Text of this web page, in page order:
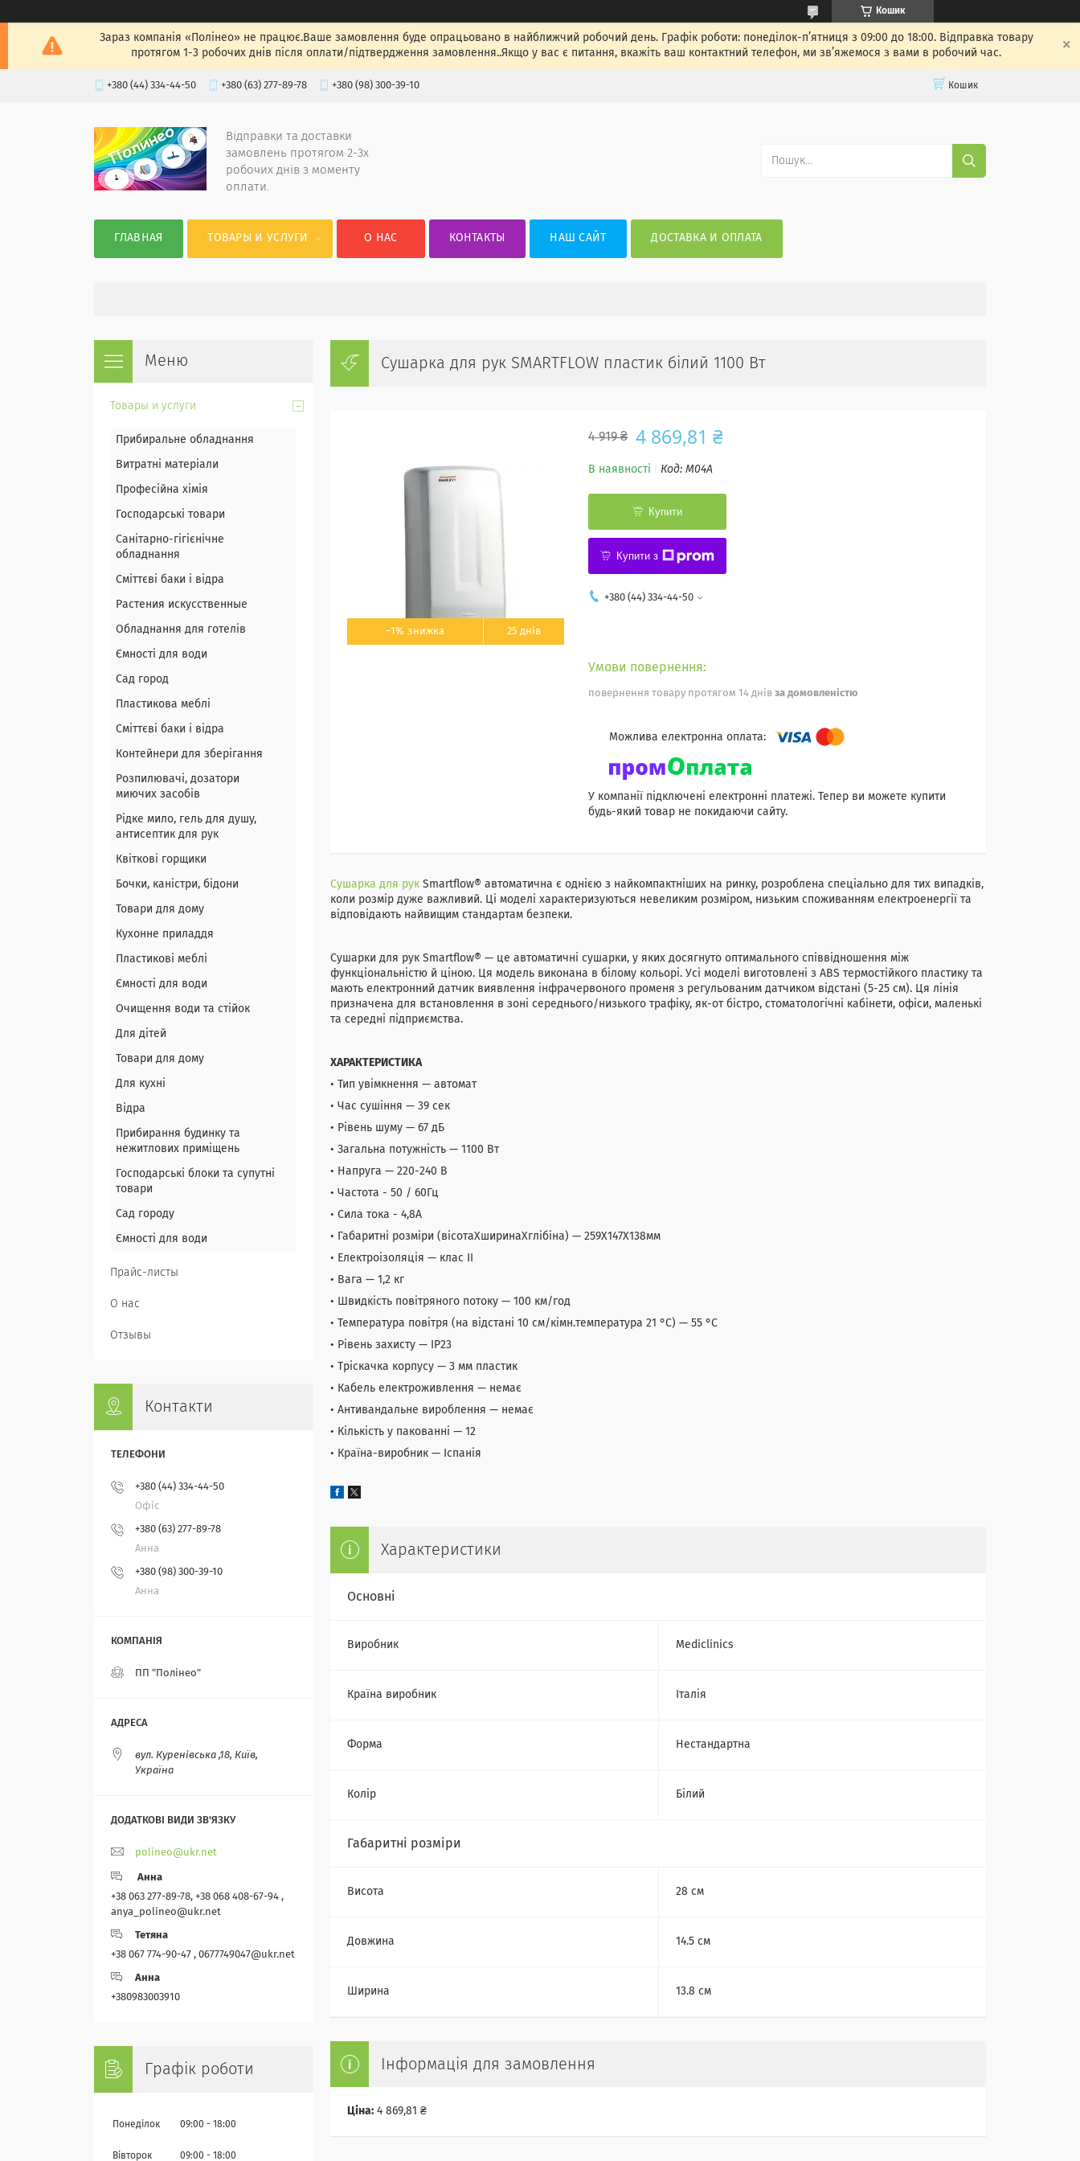
Кошик
Зараз компанія «Полінео» не працює.Ваше замовлення буде опрацьовано в найближчий робочий день. Графік роботи: понеділок-п’ятниця з 09:00 до 18:00. Відправка товару
протягом 1-3 робочих днів після оплати/підтвердження замовлення..Якщо у вас є питання, вкажіть ваш контактний телефон, ми зв’яжемося з вами в робочий час.
+380 (44) 334-44-50 +380 (63) 277-89-78 +380 (98) 300-39-10 Кошик
Відправки та доставки
замовлень протягом 2-3х
робочих днів з моменту
оплати.
ГЛАВНАЯ ТОВАРЫ И УСЛУГИ О НАС КОНТАКТЫ НАШ САЙТ ДОСТАВКА И ОПЛАТА
Сушарка для рук SMARTFLOW пластик білий 1100 Вт
–1% 25 днів
4 919 ₴ 4 869,81 ₴
В наявності Код: M04A
Купити
Купити з
+380 (44) 334-44-50
повернення товару протягом 14 днів за домовленістю
У компанії підключені електронні платежі. Тепер ви можете купити
будь-який товар не покидаючи сайту.
Сушарка для рук Smartflow® автоматична є однією з найкомпактніших на ринку, розроблена спеціально для тих випадків,
коли розмір дуже важливий. Ці моделі характеризуються невеликим розміром, низьким споживанням електроенергії та
відповідають найвищим стандартам безпеки.
Сушарки для рук Smartflow® — це автоматичні сушарки, у яких досягнуто оптимального співвідношення між
функціональністю й ціною. Ця модель виконана в білому кольорі. Усі моделі виготовлені з ABS термостійкого пластику та
мають електронний датчик виявлення інфрачервоного променя з регульованим датчиком відстані (5-25 см). Ця лінія
призначена для встановлення в зоні середнього/низького трафіку, як-от бістро, стоматологічні кабінети, офіси, маленькі
та середні підприємства.
ХАРАКТЕРИСТИКА
• Тип увімкнення — автомат
• Час сушіння — 39 сек
• Рівень шуму — 67 дБ
• Загальна потужність — 1100 Вт
• Напруга — 220-240 В
• Частота - 50 / 60Гц
• Сила тока - 4,8А
• Габаритні розміри (вісотаХширинаХглібіна) — 259Х147Х138мм
• Електроізоляція — клас II
• Вага — 1,2 кг
• Швидкість повітряного потоку — 100 км/год
• Температура повітря (на відстані 10 см/кімн.температура 21 °C) — 55 °C
• Рівень захисту — IP23
• Тріскачка корпусу — 3 мм пластик
• Кабель електроживлення — немає
• Антивандальне вироблення — немає
• Кількість у пакованні — 12
• Країна-виробник — Іспанія
Характеристики
Основні
Виробник Mediclinics
Країна виробник Італія
Форма Нестандартна
Колір Білий
Габаритні розміри
Висота 28 см
Довжина 14.5 см
Ширина 13.8 см
Інформація для замовлення
Ціна: 4 869,81 ₴
Товары и услуги
Прибиральне обладнання
Витратні матеріали
Професійна хімія
Господарські товари
Санітарно-гігієнічне
обладнання
Сміттєві баки і відра
Растения искусственные
Обладнання для готелів
Ємності для води
Сад город
Пластикова меблі
Сміттєві баки і відра
Контейнери для зберігання
Розпилювачі, дозатори
миючих засобів
Рідке мило, гель для душу,
антисептик для рук
Квіткові горщики
Бочки, каністри, бідони
Товари для дому
Кухонне приладдя
Пластикові меблі
Ємності для води
Очищення води та стійок
Для дітей
Товари для дому
Для кухні
Відра
Прибирання будинку та
нежитлових приміщень
Господарські блоки та супутні
товари
Сад городу
Ємності для води
Прайс-листы
О нас
Отзывы
Контакти
+380 (44) 334-44-50
Офіс
+380 (63) 277-89-78
Анна
+380 (98) 300-39-10
Анна
ПП "Полінео"
вул. Куренівська ,18, Київ,
Україна
polineo@ukr.net
Анна
+38 063 277-89-78, +38 068 408-67-94 ,
anya_polineo@ukr.net
Тетяна
+38 067 774-90-47 , 0677749047@ukr.net
Анна
+380983003910
Графік роботи
Понеділок 09:00 18:00
Вівторок 09:00 18:00